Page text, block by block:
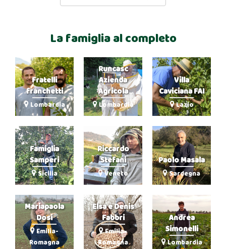
La famiglia al completo
Fratelli
franchetti
Lombardia
Runcasc
Azienda
Agricola
Lombardia
Villa
Caviciana FAI
Lazio
Famiglia
Samperi
Sicilia
Riccardo
Stefani
Veneto
Paolo Masala
Sardegna
Mariapaola
Dosi
Emilia-
Romagna
Elsa e Denis
Fabbri
Emilia-
Romagna
Andrea
Simonelli
Lombardia